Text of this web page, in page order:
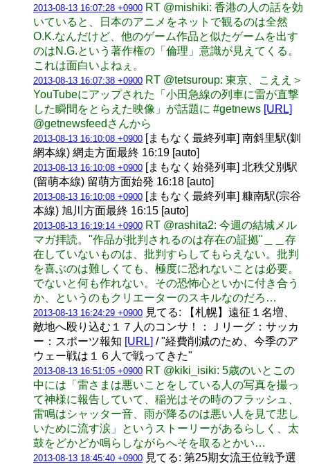
2013-08-13 16:07:28 +0900 RT @mishiki: 香港の人の話を効
いていると、日本のアニメをネットで観るのは全然
O.K.なんだけど、他のゲーム作品と似たゲームを出す
のはN.G.という著作権の「倫理」意識が見えてくる。
これは面白いよねぇ。
2013-08-13 16:07:38 +0900 RT @tetsuroup: 東京、こええ＞
YouTubeにアップされた「小田急線の列車に雷が直撃
した瞬間をとらえた映像」が話題に #getnews [URL]
@getnewsfeedさんから
2013-08-13 16:10:08 +0900 [まもなく最終列車] 南斜里駅(釧
網本線) 網走方面最終 16:19 [auto]
2013-08-13 16:10:08 +0900 [まもなく始発列車] 北秩父別駅
(留萌本線) 留萌方面始発 16:18 [auto]
2013-08-13 16:10:08 +0900 [まもなく最終列車] 糠南駅(宗谷
本線) 旭川方面最終 16:15 [auto]
2013-08-13 16:19:14 +0900 RT @rashita2: 今週の結城メル
マガ拝読。"作品が批判されるのは存在の証拠"＿＿存
在していないものは、批判すらしてもらえない。批判
を喜ぶのは難しくても、極度に恐れないことは必要。
でないと何も作れない。その恐怖心といかに付き合う
か、というのもクリエーターのスキルなのだろ…
2013-08-13 16:24:29 +0900 見てる: 【札幌】遠征１名増、
敵地へ殴り込む１７人のコンサ！：Ｊリーグ：サッカ
ー：スポーツ報知 [URL] / "経費削減のため、今季のア
ウェー戦は１６人で戦ってきた"
2013-08-13 16:51:05 +0900 RT @kiki_isiki: 5歳のいとこの
中には「雷さまは悪いことをしている人の写真を撮っ
て神様に報告していて、稲光はその時のフラッシュ、
雷鳴はシャッター音、雨が降るのは悪い人を見て悲し
いために流す涙」というストーリーがあるらしく、太
鼓をどかどか鳴らしながらへそを取るとかい…
2013-08-13 18:45:40 +0900 見てる: 第25期女流王位戦予選